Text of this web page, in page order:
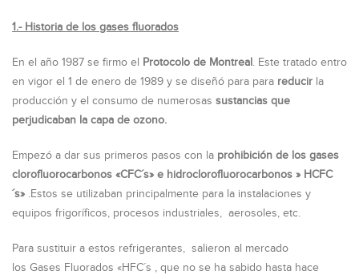
1.- Historia de los gases fluorados
En el año 1987 se firmo el Protocolo de Montreal . Este tratado entro
en vigor el 1 de enero de 1989 y se diseñó para para reducir la
producción y el consumo de numerosas sustancias que
perjudicaban la capa de ozono.
Empezó a dar sus primeros pasos con la prohibición de los gases
clorofluorocarbonos «CFC´s» e hidroclorofluorocarbonos » HCFC
´s» .Estos se utilizaban principalmente para la instalaciones y
equipos frigoríficos, procesos industriales, aerosoles, etc.
Para sustituir a estos refrigerantes, salieron al mercado
los Gases Fluorados «HFC´s , que no se ha sabido hasta hace